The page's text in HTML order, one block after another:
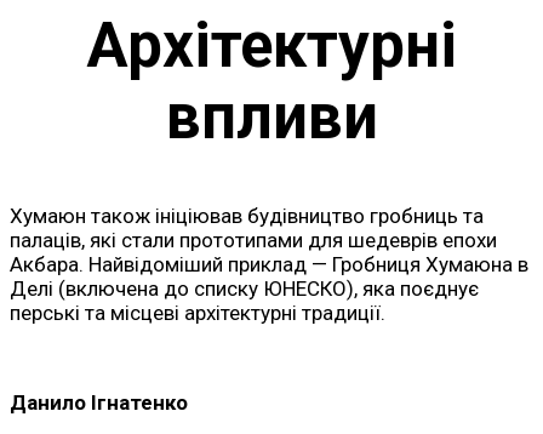
Архітектурні
впливи
Хумаюн також ініціював будівництво гробниць та
палаців, які стали прототипами для шедеврів епохи
Акбара. Найвідоміший приклад — Гробниця Хумаюна в
Делі (включена до списку ЮНЕСКО), яка поєднує
перські та місцеві архітектурні традиції.
Данило Ігнатенко